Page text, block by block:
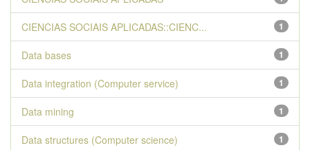
1
CIENCIAS SOCIAIS APLICADAS::CIENC...
1
Data bases
1
Data integration (Computer service)
1
Data mining
1
Data structures (Computer science)